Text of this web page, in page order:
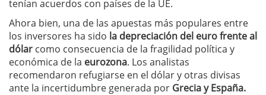
tenían acuerdos con países de la UE.
Ahora bien, una de las apuestas más populares entre
los inversores ha sido la depreciación del euro frente al
dólar como consecuencia de la fragilidad política y
económica de la eurozona. Los analistas
recomendaron refugiarse en el dólar y otras divisas
ante la incertidumbre generada por Grecia y España.